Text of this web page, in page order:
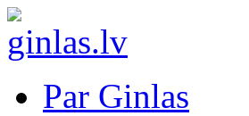
Par Ginlas